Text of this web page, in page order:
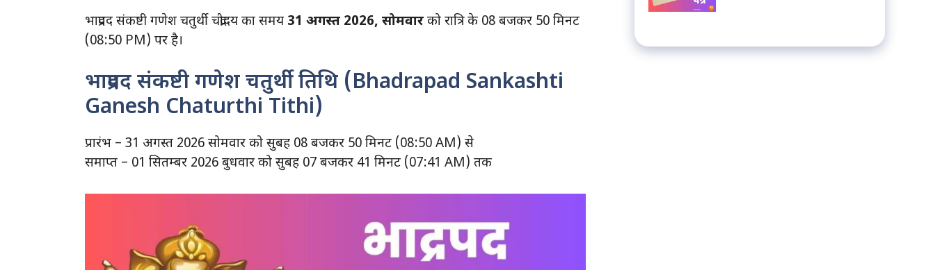
भाद्रपद संकष्टी गणेश चतुर्थी चंद्रोदय का समय 31 अगस्त 2026, सोमवार को रात्रि के 08 बजकर 50 मिनट
(08:50 PM) पर है।
भाद्रपद संकष्टी गणेश चतुर्थी तिथि (Bhadrapad Sankashti
Ganesh Chaturthi Tithi)
प्रारंभ – 31 अगस्त 2026 सोमवार को सुबह 08 बजकर 50 मिनट (08:50 AM) से
समाप्त – 01 सितम्बर 2026 बुधवार को सुबह 07 बजकर 41 मिनट (07:41 AM) तक